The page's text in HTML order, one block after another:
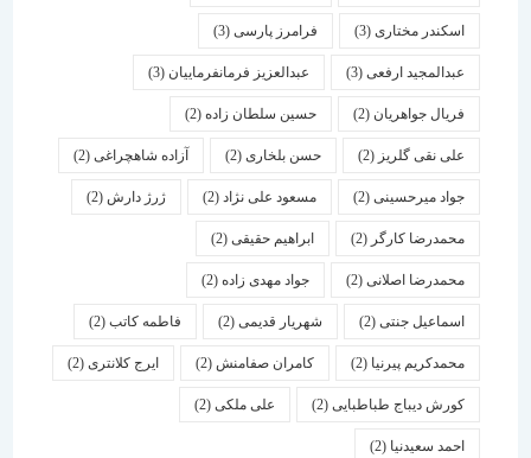
اسكندر مختاری (3) فرامرز پارسی(3)
عبدالمجید ارفعی(3) عبدالعزیز فرمانفرماییان(3)
فریال جواهریان(2) حسین سلطان زاده(2)
علی نقی گلریز(2) حسن بلخاری(2) آزاده شاهچراغی(2)
جواد میرحسینی(2) مسعود علی نژاد(2) ژرژ دارش (2)
محمدرضا کارگر(2) ابراهیم حقیقی(2)
محمدرضا اصلانی(2) جواد مهدی زاده(2)
اسماعیل جنتی(2) شهریار قدیمی(2) فاطمه کاتب(2)
محمدکریم پیرنیا (2) کامران صفامنش(2) ایرج کلانتری (2)
کورش دیباج طباطبایی(2) علی ملکی(2)
احمد سعیدنیا (2)